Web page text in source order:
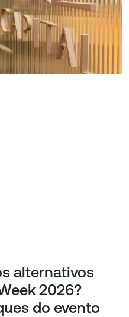
alternativos
2026?
do evento